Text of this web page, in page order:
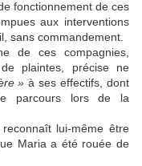
fonctionnement de ces
aux interventions
sans commandement.
de ces compagnies,
plaintes, précise ne
» à ses effectifs, dont
parcours lors de la
lui-même être
Maria a été rouée de